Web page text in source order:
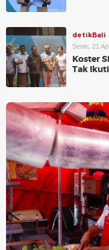
detikBali
Senin, 21
Koster
Tak